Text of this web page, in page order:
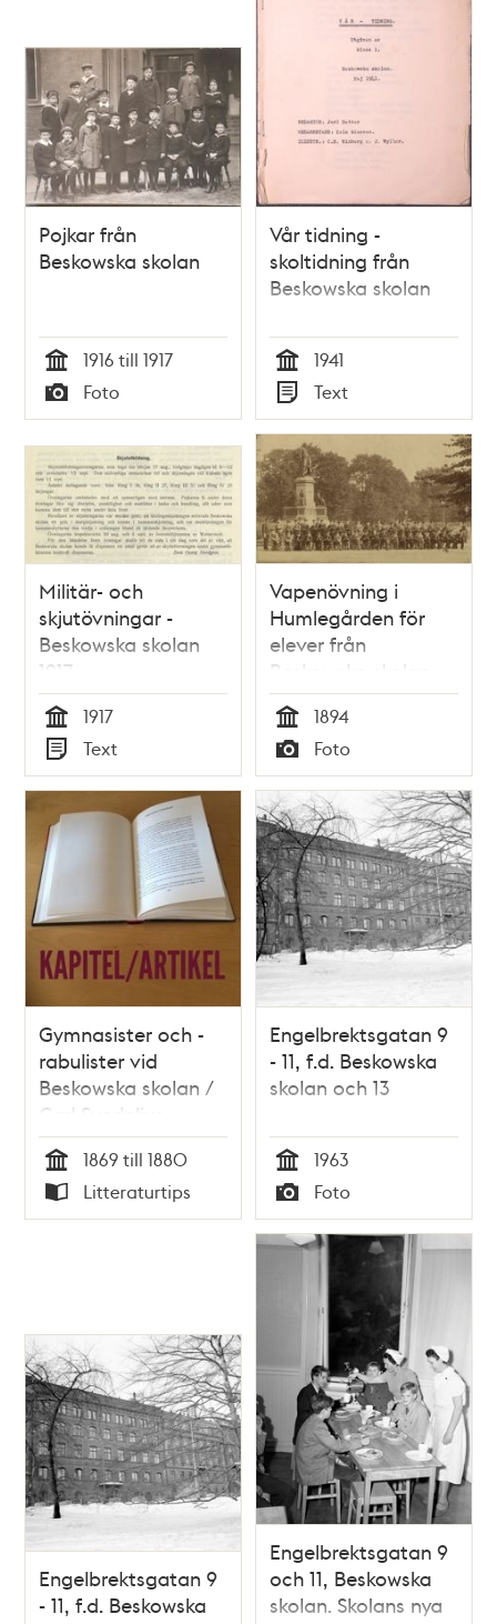
Pojkar från
Beskowska skolan
Tid
1916 till 1917
Typ
Foto
Vår tidning -
skoltidning från
Beskowska skolan
Tid
1941
Typ
Text
Militär- och
skjutövningar -
Beskowska skolan
1917
Tid
1917
Typ
Text
Vapenövning i
Humlegården för
elever från
Beskowska skolan -
1894.
Tid
1894
Typ
Foto
Gymnasister och -
rabulister vid
Beskowska skolan /
Carl Svedelius
Tid
1869 till 1880
Typ
Litteraturtips
Engelbrektsgatan 9
- 11, f.d. Beskowska
skolan och 13
Tid
1963
Typ
Foto
Engelbrektsgatan 9
- 11, f.d. Beskowska
Engelbrektsgatan 9
och 11, Beskowska
skolan. Skolans nya